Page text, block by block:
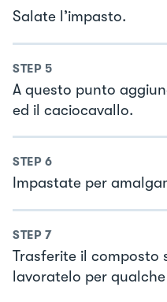
Salate l’impasto.
STEP 5
A questo punto
ed il caciocavallo.
STEP 6
Impastate per
STEP 7
Trasferite il composto
lavoratelo per